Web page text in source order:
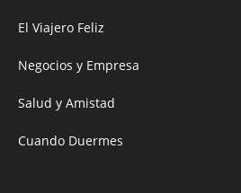
El Viajero Feliz
Negocios y Empresa
Salud y Amistad
Cuando Duermes